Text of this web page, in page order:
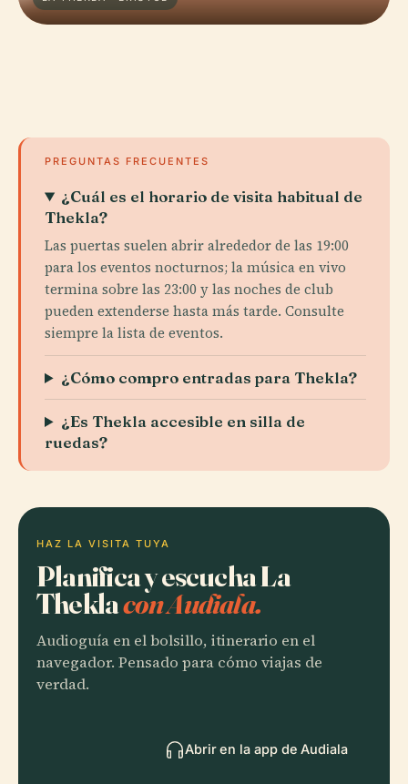
PREGUNTAS FRECUENTES
¿Cuál es el horario de visita habitual de
Thekla?
Las puertas suelen abrir alrededor de las 19:00
para los eventos nocturnos; la música en vivo
termina sobre las 23:00 y las noches de club
pueden extenderse hasta más tarde. Consulte
siempre la lista de eventos.
¿Cómo compro entradas para Thekla?
¿Es Thekla accesible en silla de
ruedas?
HAZ LA VISITA TUYA
Planifica y escucha La
Theklacon Audiala.
Audioguía en el bolsillo, itinerario en el
navegador. Pensado para cómo viajas de
verdad.
Abrir en la app de Audiala